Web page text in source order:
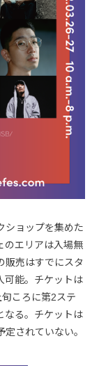
ショップを集めた
のエリアは入場無
販売はすでにスタ
可能。チケットは
ころに第2ステ
なる。チケットは
されていない。